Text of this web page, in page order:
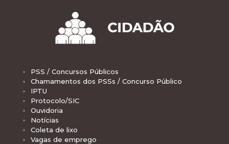
PSS / Concursos Públicos
Chamamentos dos PSSs / Concurso Público
IPTU
Protocolo/SIC
Ouvidoria
Notícias
Coleta de lixo
Vagas de emprego